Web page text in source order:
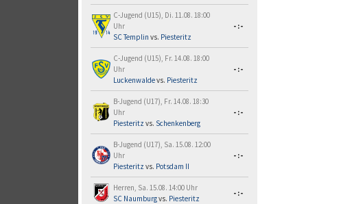
C-Jugend (U15), Di. 11.08. 18:00
Uhr
SC Templin vs. Piesteritz
-:-
C-Jugend (U15), Fr. 14.08. 18:00
Uhr
Luckenwaldevs. Piesteritz
-:-
B-Jugend (U17), Fr. 14.08. 18:30
Uhr
Piesteritz vs. Schenkenberg
-:-
B-Jugend (U17), Sa. 15.08. 12:00
Uhr
Piesteritz vs. Potsdam II
-:-
Herren, Sa. 15.08. 14:00 Uhr
SC Naumburgvs. Piesteritz
-:-